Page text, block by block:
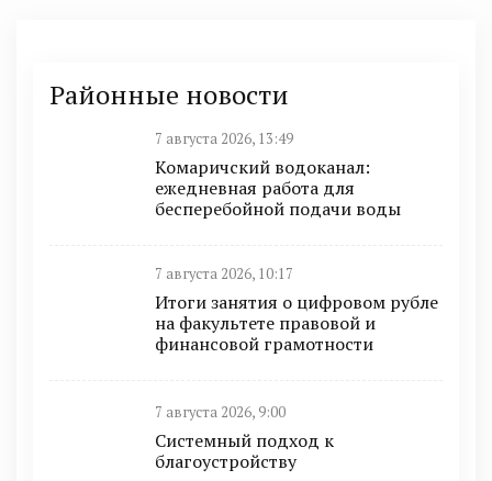
Районные новости
7 августа 2026, 13:49
Комаричский водоканал:
ежедневная работа для
бесперебойной подачи воды
7 августа 2026, 10:17
Итоги занятия о цифровом рубле
на факультете правовой и
финансовой грамотности
7 августа 2026, 9:00
Системный подход к
благоустройству